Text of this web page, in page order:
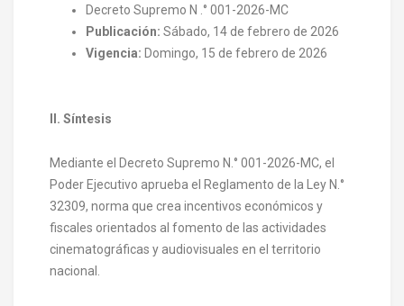
Decreto Supremo N .° 001-2026-MC
Publicación: Sábado, 14 de febrero de 2026
Vigencia: Domingo, 15 de febrero de 2026
II. Síntesis
Mediante el Decreto Supremo N.° 001-2026-MC, el
Poder Ejecutivo aprueba el Reglamento de la Ley N.°
32309, norma que crea incentivos económicos y
fiscales orientados al fomento de las actividades
cinematográficas y audiovisuales en el territorio
nacional.